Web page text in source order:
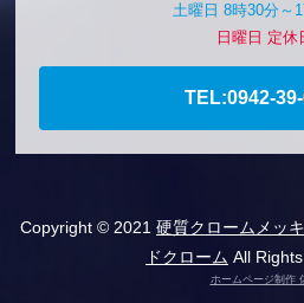
土曜日 8時30分～
日曜日 定休
TEL:0942-
Copyright © 2021 硬質クロームメッ
ドクローム All
ホームページ制作